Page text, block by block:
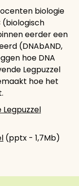
biologie
(biologisch
eerder een
(DNAbAND,
hoe DNA
Legpuzzel
hoe het
(pptx - 1,7Mb)